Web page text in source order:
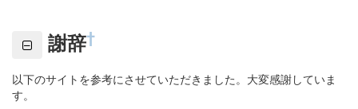
謝辞†
以下のサイトを参考にさせていただきました。大変感謝していま
す。